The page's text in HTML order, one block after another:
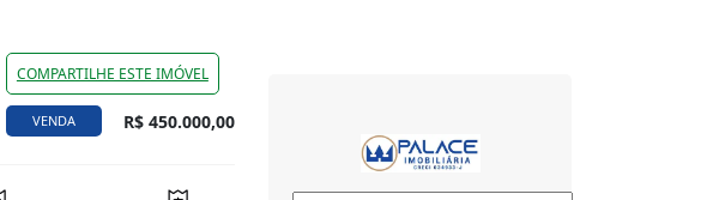
COMPARTILHE ESTE IMÓVEL
VENDA R$ 450.000,00